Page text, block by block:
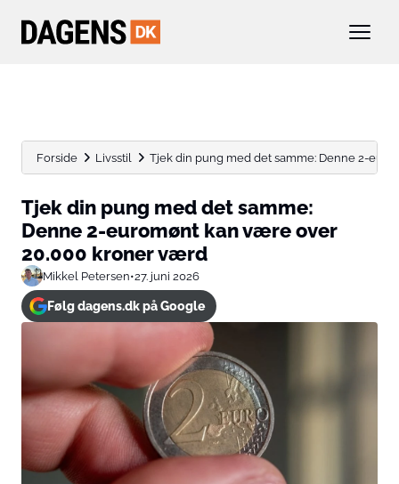
Forside Livsstil Tjek din pung med det samme: Denne 2-
Tjek din pung med det samme:
Denne 2-euromønt kan være over
20.000 kroner værd
Mikkel Petersen•27. juni 2026
Følg dagens.dk på Google